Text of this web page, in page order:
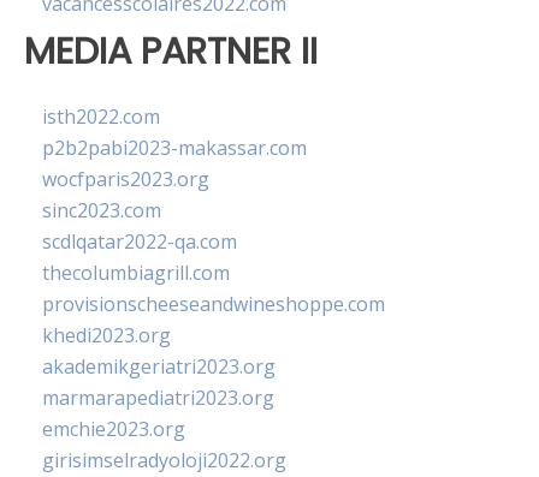
MEDIA PARTNER II
isth2022.com
p2b2pabi2023-makassar.com
wocfparis2023.org
sinc2023.com
scdlqatar2022-qa.com
thecolumbiagrill.com
provisionscheeseandwineshoppe.com
khedi2023.org
akademikgeriatri2023.org
marmarapediatri2023.org
emchie2023.org
girisimselradyoloji2022.org